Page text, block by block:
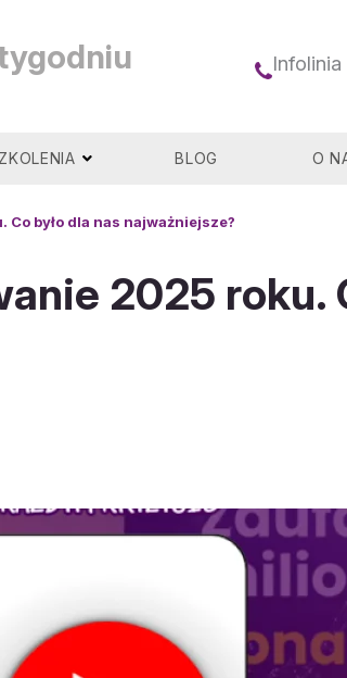
Infolinia
BLOG O
było dla nas najważniejsze?
2025 roku.